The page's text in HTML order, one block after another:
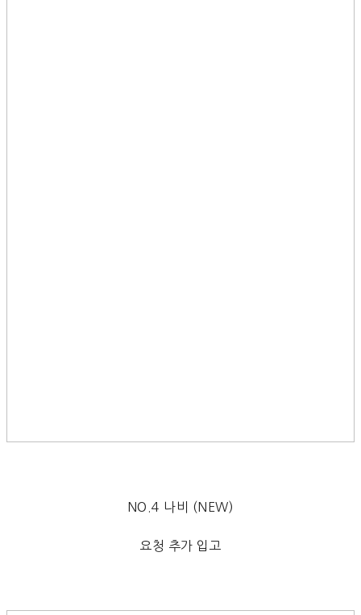
NO.4 나비 (NEW)
요청 추가 입고